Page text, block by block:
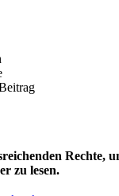
Rechte,
zu lesen.